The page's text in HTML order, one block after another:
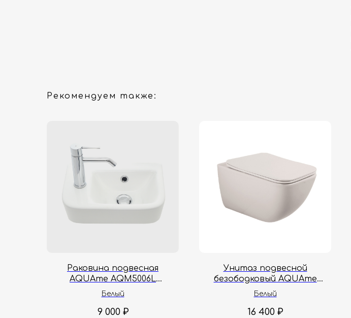
Рекомендуем также:
Раковина подвесная
AQUAme AQM5006L
37.5х24.5х13.5 см
Белый
9 000 ₽
Унитаз подвесной
безободковый AQUAme
Hygiene AQM2020PRO-H
51.5x34.5x35 см
Белый
16 400 ₽